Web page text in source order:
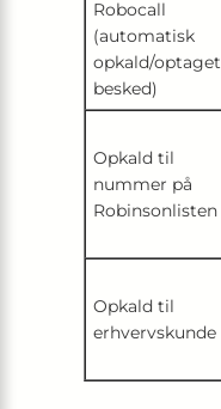
Robocall
(automatisk
opkald/optaget
besked)
Opkald til
nummer på
Robinsonlisten
Opkald til
erhvervskunde